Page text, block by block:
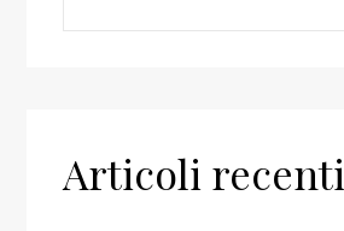
Articoli recenti